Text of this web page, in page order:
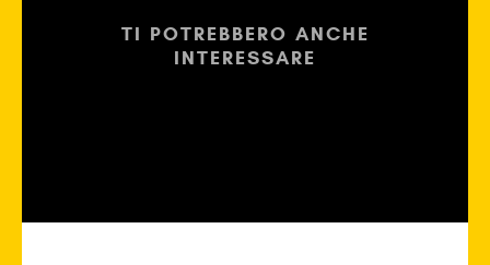
TI POTREBBERO ANCHE
INTERESSARE